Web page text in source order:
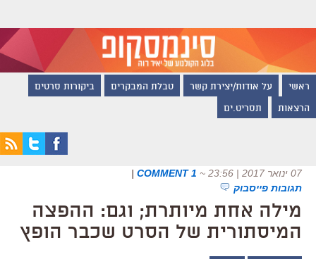
ראשי על אודות/יצירת קשר טבלת המבקרים ביקורות סרטים
הרצאות תסריט.ים
07 ינואר 2017 | 23:56 ~
1 COMMENT
|
תגובות פייסבוק
מילה אחת מיותרת; וגם: ההפצה
המיסתורית של הסרט שכבר הופץ